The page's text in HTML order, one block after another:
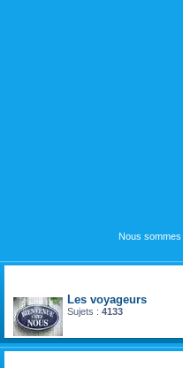
Nous
Les voyageurs
Sujets : 4133